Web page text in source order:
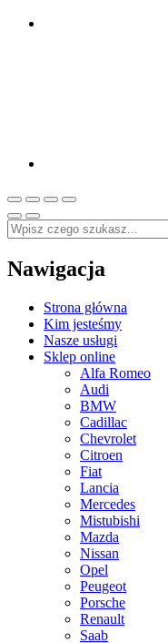
Nawigacja
Strona główna
Kim jesteśmy
Nasze usługi
Sklep online
Alfa Romeo
Audi
BMW
Cadillac
Chevrolet
Citroen
Fiat
Lancia
Mercedes
Mistubishi
Mazda
Nissan
Opel
Peugeot
Porsche
Renault
Saab